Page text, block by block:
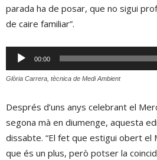
parada ha de posar, que no sigui
de caire familiar”.
Reproductor
d'àudio
00:00
Glòria Carrera, tècnica de Medi Ambient
Després d’uns anys celebrant el
segona mà en diumenge, aquesta
dissabte. “El fet que estigui obert el
que és un plus, però potser la